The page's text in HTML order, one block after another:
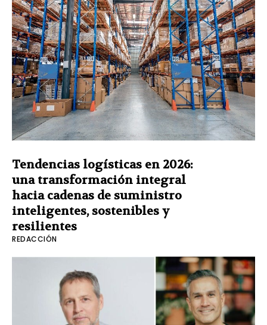
Tendencias logísticas en 2026:
una transformación integral
hacia cadenas de suministro
inteligentes, sostenibles y
resilientes
REDACCIÓN